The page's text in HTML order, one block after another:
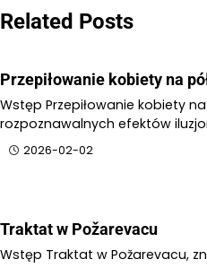
Related Posts
Przepiłowanie kobiety na
Wstęp Przepiłowanie kobiety
rozpoznawalnych efektów
2026-02-02
Traktat w Požarevacu
Wstęp Traktat w Požarevacu,